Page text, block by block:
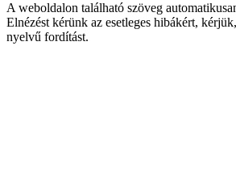
A weboldalon található szöveg
Elnézést kérünk az esetleges hibákért,
nyelvű fordítást.